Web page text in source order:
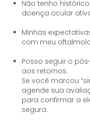
Não tenho
doença ocular
Minhas
com meu
Posso seguir o
aos retornos.
Se você marcou
agende sua
para confirmar a
segura.